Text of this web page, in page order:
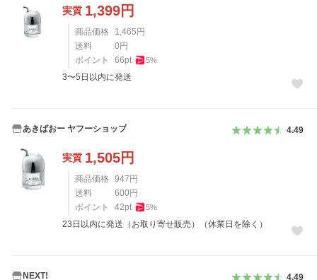
実質 1,399円
商品価格 1,465 円
送料
0 円
ポイント
66pt 5%
3〜5日以内に発送
あきばおー ヤフーショップ 4.49
実質 1,505円
商品価格 947 円
送料
600 円
ポイント
42pt 5%
23日以内に発送（お取り寄せ販売）（休業日を除く）
NEXT! 4.49